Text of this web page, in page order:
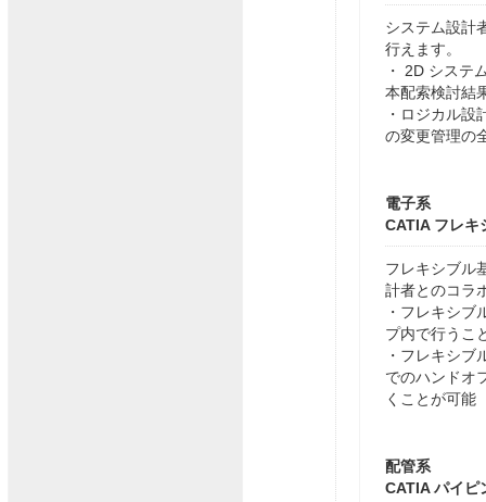
システム設計
行えます。
・ 2D システ
本配索検討結
・ロジカル設
の変更管理の
電子系
CATIA フレキ
フレキシブル
計者とのコラ
・フレキシブ
プ内で行うこ
・フレキシブ
でのハンドオ
くことが可能
配管系
CATIA パイピ